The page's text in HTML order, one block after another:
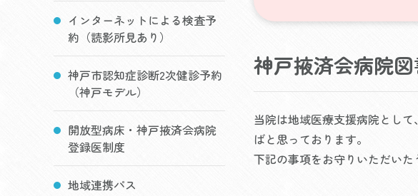
インターネットによる検査予
約（読影所見あり）
神戸市認知症診断2次健診予約
（神戸モデル）
開放型病床・神戸掖済会病院
登録医制度
地域連携パス
神戸掖済会病院
当院は地域医療支援病院とし
ばと思っております。
下記の事項をお守りいただいた